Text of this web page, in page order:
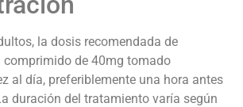
la dosis recomendada de
comprimido de 40mg tomado
al día, preferiblemente una hora antes
duración del tratamiento varía según